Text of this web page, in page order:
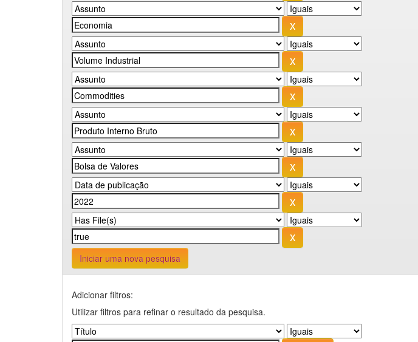
Iniciar uma nova pesquisa
Adicionar filtros:
Utilizar filtros para refinar o resultado da pesquisa.